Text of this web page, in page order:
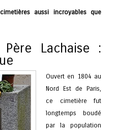
aussi incroyables que
Lachaise :
Ouvert en 1804 au
Nord Est de Paris,
ce cimetière fut
longtemps boudé
par la population